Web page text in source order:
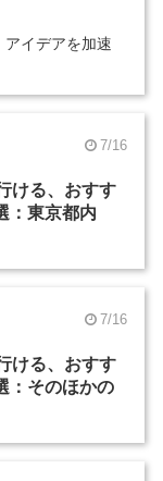
アイデアを加速
7/16
ける、おすす
：東京都内
7/16
ける、おすす
：そのほかの